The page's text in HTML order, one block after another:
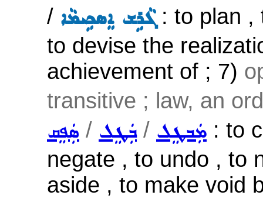
/ ܓܵܪܹܫ ܐܸܣܟܹܝܡܵܐ: to plan ,
to devise the
achievement of ; 7)
transitive ; law, an
ܣܲܦܸܩ / ܒܲܛܸܠ/ ܡܲܒܛܸܠ : to
negate , to undo , to
aside , to make void